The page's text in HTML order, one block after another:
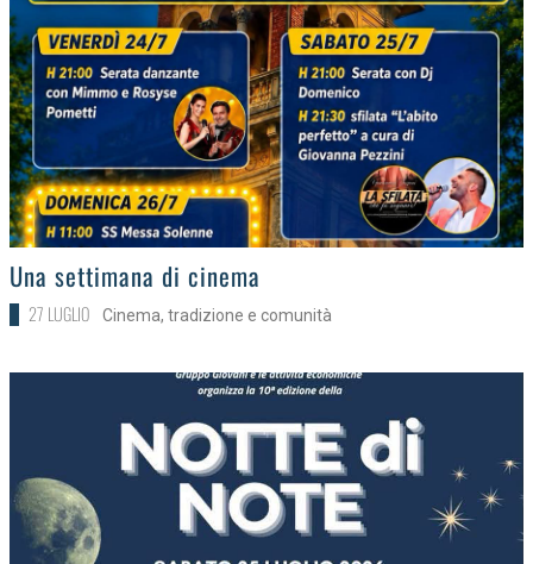
>Una settimana di cinema
27 LUGLIO Cinema, tradizione e comunità